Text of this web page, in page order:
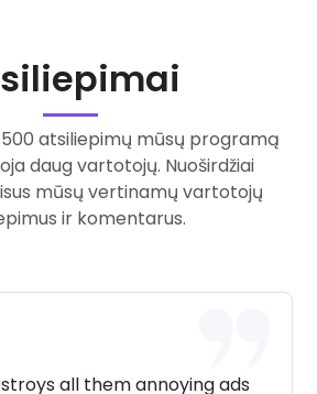
500 atsiliepimų mūsų programą
daug vartotojų. Nuoširdžiai
mūsų vertinamų vartotojų
ir komentarus.
all them annoying ads